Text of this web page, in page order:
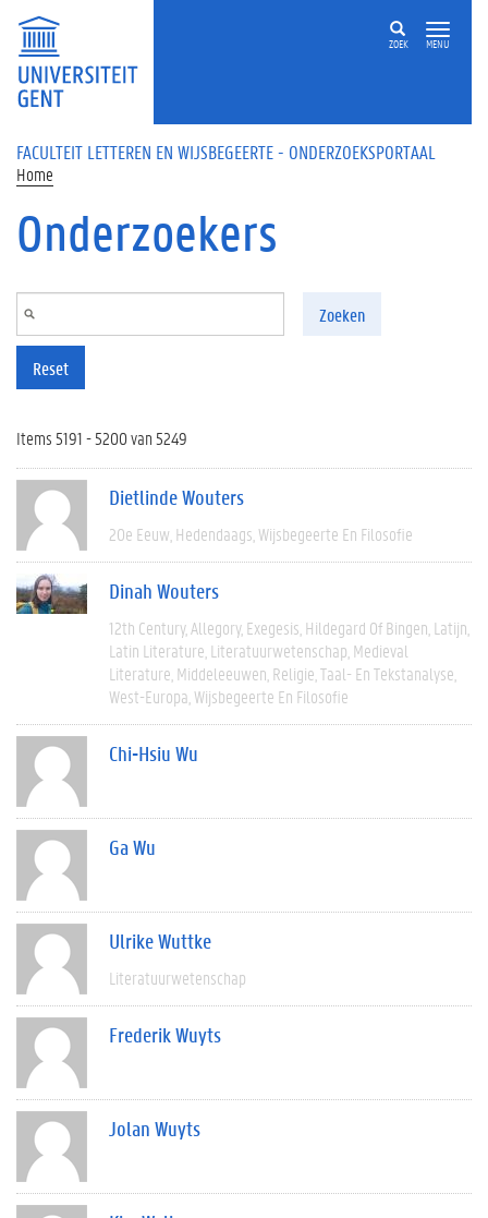
Overslaan en naar de inhoud gaan
ZOEK MENU
FACULTEIT LETTEREN EN WIJSBEGEERTE - ONDERZOEKSPORTAAL
Home
Onderzoekers
Zoeken
Reset
Items 5191 - 5200 van 5249
Dietlinde Wouters
20e Eeuw Hedendaags Wijsbegeerte En Filosofie
Dinah Wouters
12th Century Allegory Exegesis Hildegard Of Bingen Latijn
Latin Literature Literatuurwetenschap Medieval
Literature Middeleeuwen Religie Taal- En Tekstanalyse
West-Europa Wijsbegeerte En Filosofie
Chi-Hsiu Wu
Ga Wu
Ulrike Wuttke
Literatuurwetenschap
Frederik Wuyts
Jolan Wuyts